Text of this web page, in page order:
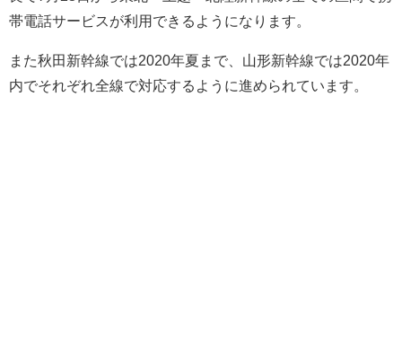
帯電話サービスが利用できるようになります。
また秋田新幹線では2020年夏まで、山形新幹線では2020年
内でそれぞれ全線で対応するように進められています。